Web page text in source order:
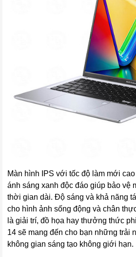
Màn hình IPS với tốc độ làm mới
ánh sáng xanh độc đáo giúp bảo vệ
thời gian dài. Độ sáng và khả năng
cho hình ảnh sống động và chân
là giải trí, đồ họa hay thưởng thức
14 sẽ mang đến cho bạn những trải
không gian sáng tạo không giới hạn.